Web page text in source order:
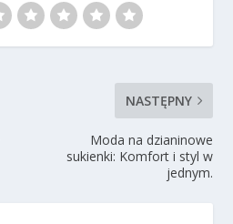
NASTĘPNY
Moda na dzianinowe
sukienki: Komfort i styl w
jednym.